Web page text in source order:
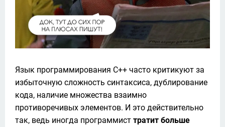
Язык программирования С++ часто критикуют за
избыточную сложность синтаксиса, дублирование
кода, наличие множества взаимно
противоречивых элементов. И это действительно
так, ведь иногда программист тратит больше